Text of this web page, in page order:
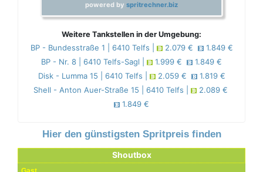
powered by spritrechner.biz
Weitere Tankstellen in der Umgebung:
BP - Bundesstraße 1 | 6410 Telfs | 2.079 €
1.849 €
BP - Nr. 8 | 6410 Telfs-Sagl |
1.999 €
1.849 €
Disk - Lumma 15 | 6410 Telfs |
2.059 €
1.819 €
Shell - Anton Auer-Straße 15 | 6410 Telfs |
2.089 €
1.849 €
Hier den günstigsten Spritpreis finden
Shoutbox